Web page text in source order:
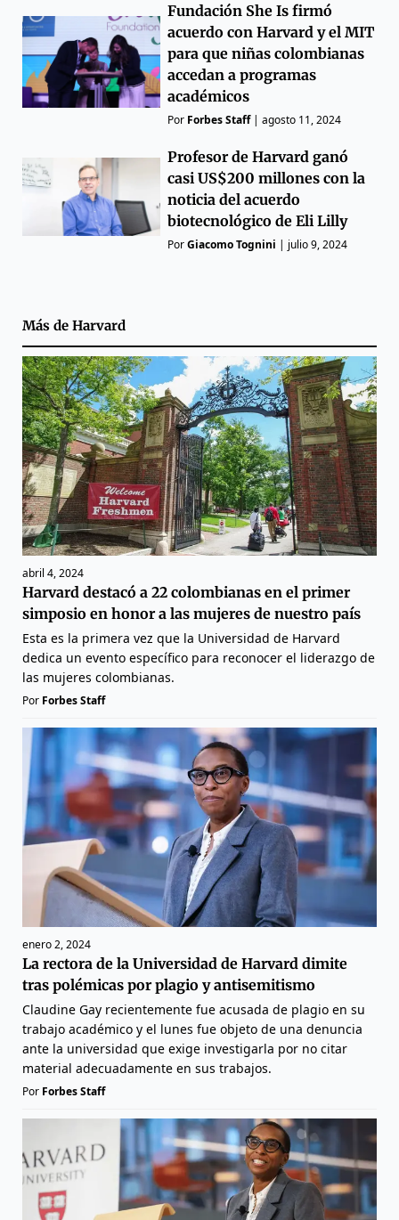
Fundación She Is firmó
acuerdo con Harvard y el MIT
para que niñas colombianas
accedan a programas
académicos
Por Forbes Staff|agosto 11, 2024
Profesor de Harvard ganó
casi US$200 millones con la
noticia del acuerdo
biotecnológico de Eli Lilly
PorGiacomo Tognini | julio 9, 2024
Más de Harvard
abril 4, 2024
Harvard destacó a 22 colombianas en el primer
simposio en honor a las mujeres de nuestro país
Esta es la primera vez que la Universidad de Harvard
dedica un evento específico para reconocer el liderazgo de
las mujeres colombianas.
Por Forbes Staff
enero 2, 2024
La rectora de la Universidad de Harvard dimite
tras polémicas por plagio y antisemitismo
Claudine Gay recientemente fue acusada de plagio en su
trabajo académico y el lunes fue objeto de una denuncia
ante la universidad que exige investigarla por no citar
material adecuadamente en sus trabajos.
Por Forbes Staff